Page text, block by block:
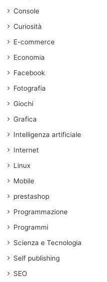
Console
Curiosità
E-commerce
Economia
Facebook
Fotografia
Giochi
Grafica
Intelligenza artificiale
Internet
Linux
Mobile
prestashop
Programmazione
Programmi
Scienza e Tecnologia
Self publishing
SEO